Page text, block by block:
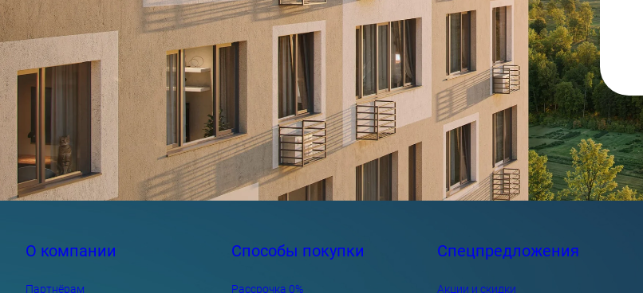
О компании
Партнёрам
Способы покупки
Рассрочка 0%
Спецпредложения
Акции и скидки